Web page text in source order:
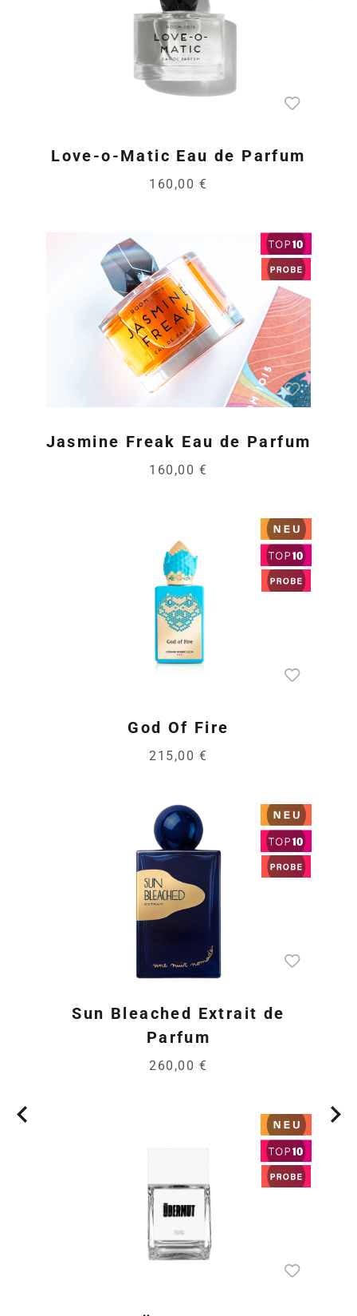
Love-o-Matic Eau de Parfum
160,00 €
Jasmine Freak Eau de Parfum
160,00 €
God Of Fire
215,00 €
Sun Bleached Extrait de
Parfum
260,00 €